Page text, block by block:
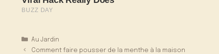
Catégories
Au Jardin
Comment faire pousser de la menthe à la maison